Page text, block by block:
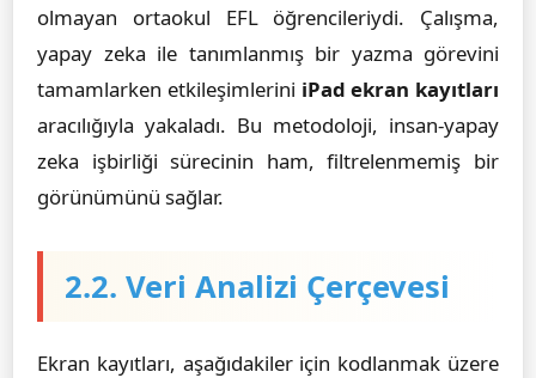
olmayan ortaokul EFL öğrencileriydi. Çalışma,
yapay zeka ile tanımlanmış bir yazma görevini
tamamlarken etkileşimlerini iPad ekran kayıtları
aracılığıyla yakaladı. Bu metodoloji, insan-yapay
zeka işbirliği sürecinin ham, filtrelenmemiş bir
görünümünü sağlar.
2.2. Veri Analizi Çerçevesi
Ekran kayıtları, aşağıdakiler için kodlanmak üzere